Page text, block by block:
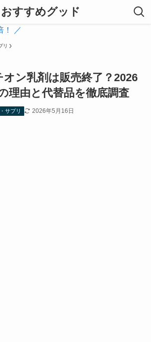
おすすめグッド
！ ／
リ
オン乳剤は販売終了？2026
理由と代替品を徹底調査
サプリ 2026年5月16日